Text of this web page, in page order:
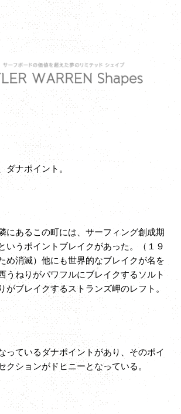
ダナポイント。
にあるこの町には、サーフィング創成期
いうポイントブレイクがあった。（１９
め消滅）他にも世界的なブレイクが名を
うねりがパワフルにブレイクするソルト
がブレイクするストランズ岬のレフト。
っているダナポイントがあり、そのポイ
クションがドヒニーとなっている。